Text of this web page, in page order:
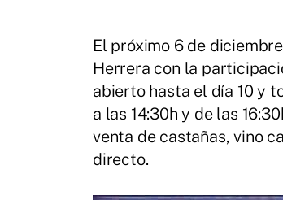
El próximo 6 de
Herrera con la
abierto hasta el día 10 y
a las 14:30h y de las
venta de castañas, vino
directo.